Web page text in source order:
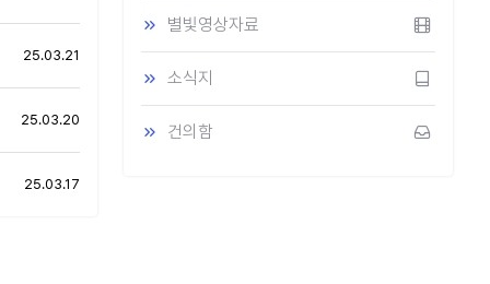
25.03.21
25.03.20
25.03.17
별빛영상자료
소식지
건의함